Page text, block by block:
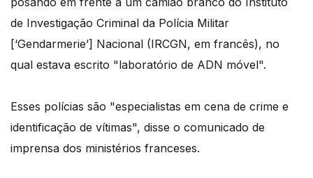
de Investigação Criminal da Polícia Militar
[‘Gendarmerie’] Nacional (IRCGN, em francês), no
qual estava escrito "laboratório de ADN móvel".
Esses polícias são "especialistas em cena de crime e
identificação de vítimas", disse o comunicado de
imprensa dos ministérios franceses.